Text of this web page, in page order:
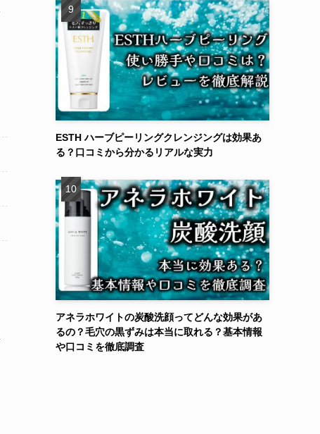
ESTH ハーブピーリングクレンジングは効果あ
る？口コミから分かるリアルな実力
アネラホワイトの炭酸洗顔ってどんな効果があ
るの？毛穴の黒ずみは本当に取れる？基本情報
や口コミを徹底調査